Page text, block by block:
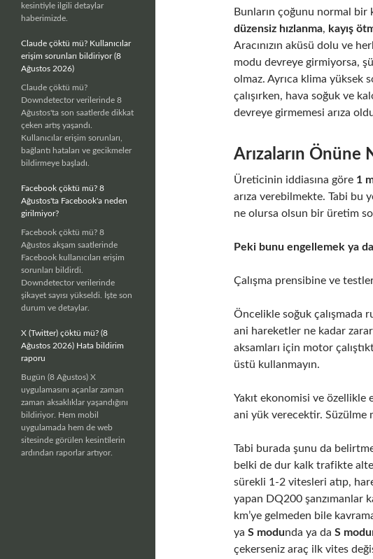
Bunların çoğunu normal bir
düzensiz hızlanma, kayış
Aracınızın aküsü dolu ve
modu devreye girmiyorsa,
olmaz. Ayrıca klima yüksek
çalışırken, hava soğuk ve
devreye girmemesi arıza
Arızaların Önüne
Üreticinin iddiasına göre 1
arıza verebilmekte. Tabi bu
ne olursa olsun bir üretim
Peki bunu engellemek ya
Çalışma prensibine ve
Öncelikle soğuk çalışmada
ani hareketler ne kadar
aksamları için motor
üstü kullanmayın.
Yakıt ekonomisi ve özellikle
ani yük verecektir. Süzülme
Tabi burada şunu da
belki de dur kalk trafikte
sürekli 1-2 vitesleri atıp,
yapan DQ200 şanzımanlar
km’ye gelmeden bile
yaS modunda ya daS modu
çekerseniz araç ilk vites
kesintiyle ilgili detaylar
haberimizde.
Claude çöktü mü? Kullanıcılar
erişim sorunları bildiriyor (8
Ağustos 2026)
Claude çöktü mü?
Downdetector verilerinde 8
Ağustos'ta son saatlerde dikkat
çeken artış yaşandı.
Kullanıcılar erişim sorunları,
bağlantı hataları ve gecikmeler
bildirmeye başladı.
Facebook çöktü mü? 8
Ağustos'ta Facebook'a neden
girilmiyor?
Facebook çöktü mü? 8
Ağustos akşam saatlerinde
Facebook kullanıcıları erişim
sorunları bildirdi.
Downdetector verilerinde
şikayet sayısı yükseldi. İşte son
durum ve detaylar.
X (Twitter) çöktü mü? (8
Ağustos 2026) Hata bildirim
raporu
Bugün (8 Ağustos) X
uygulamasını açanlar zaman
zaman aksaklıklar yaşandığını
bildiriyor. Hem mobil
uygulamada hem de web
sitesinde görülen kesintilerin
ardından raporlar artıyor.